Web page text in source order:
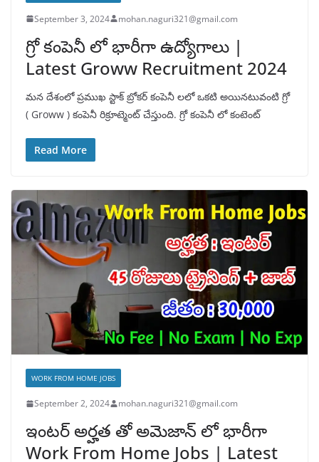
September 3, 2024 mohan.naguri321@gmail.com
గ్రో కంపెనీ లో భారీగా ఉద్యోగాలు |
Latest Groww Recruitment 2024
మన దేశంలో ప్రముఖ స్టాక్ బ్రోకర్ కంపెనీ లలో ఒకటి అయినటువంటి గ్రో
( Groww ) కంపెనీ రిక్రూట్మెంట్ చేస్తుంది. గ్రో కంపెనీ లో కంటెంట్
Read More
WORK FROM HOME JOBS
September 2, 2024 mohan.naguri321@gmail.com
ఇంటర్ అర్హత తో అమెజాన్ లో భారీగా
Work From Home Jobs | Latest